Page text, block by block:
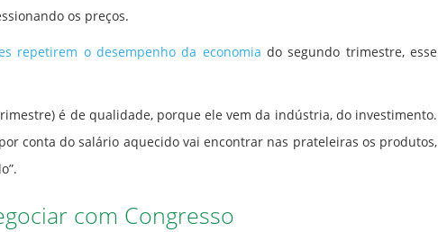
os preços.
repetirem o desempenho da economia do segundo trimestre, esse
é de qualidade, porque ele vem da indústria, do investimento.
conta do salário aquecido vai encontrar nas prateleiras os produtos,
com Congresso